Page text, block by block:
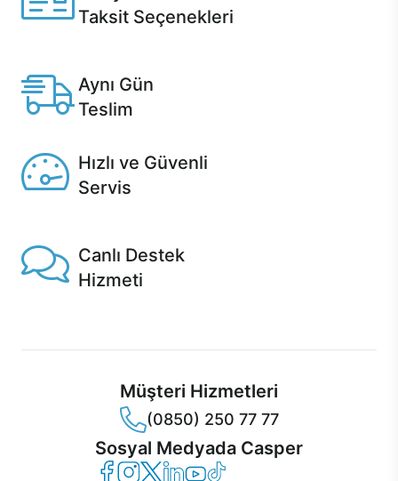
Taksit Seçenekleri
Aynı Gün
Teslim
Hızlı ve Güvenli
Servis
Canlı Destek
Hizmeti
Müşteri Hizmetleri
(0850) 250 77 77
Sosyal Medyada Casper
Casper Facebook
Casper Instagram
Casper Twitter
Casper LinkedIn
Casper YouTube
Casper TikTok